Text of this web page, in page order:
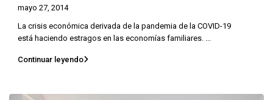
mayo 27, 2014
La crisis económica derivada de la pandemia de la COVID-19
está haciendo estragos en las economías familiares.
Continuar leyendo